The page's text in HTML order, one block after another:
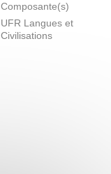
Composante(s)
UFR Langues et
Civilisations